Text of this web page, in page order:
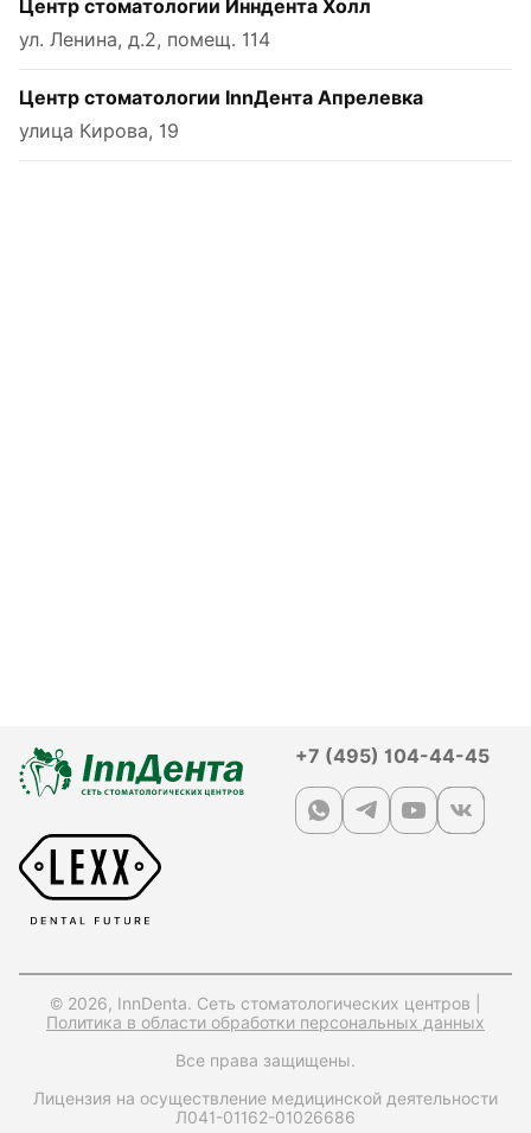
Центр стоматологии Инндента Холл
ул. Ленина, д.2, помещ. 114
Центр стоматологии InnДента Апрелевка
улица Кирова, 19
+7 (495) 104-44-45
© 2026, InnDenta. Сеть стоматологических центров |
Политика в области обработки персональных данных
Все права защищены.
Лицензия на осуществление медицинской деятельности
Л041-01162-01026686